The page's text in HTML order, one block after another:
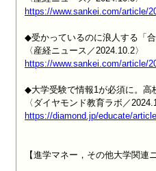
https://www.sankei.com/article/
◆受かっているのに浪人する「
https://www.sankei.com/article/
◆大学受験で情報1が必須に。高
https://diamond.jp/educate/
【進学マネー，その他大学関連